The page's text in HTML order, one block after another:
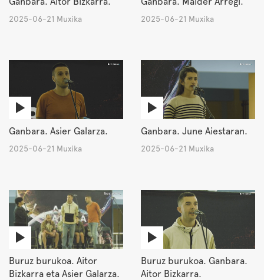
2025-06-21 Muxika 2025-06-21 Muxika
Ganbara. Asier Galarza.
2025-06-21 Muxika
Ganbara. June Aiestaran.
2025-06-21 Muxika
Buruz burukoa. Aitor
Bizkarra eta Asier Galarza.
Buruz burukoa. Ganbara.
Aitor Bizkarra.